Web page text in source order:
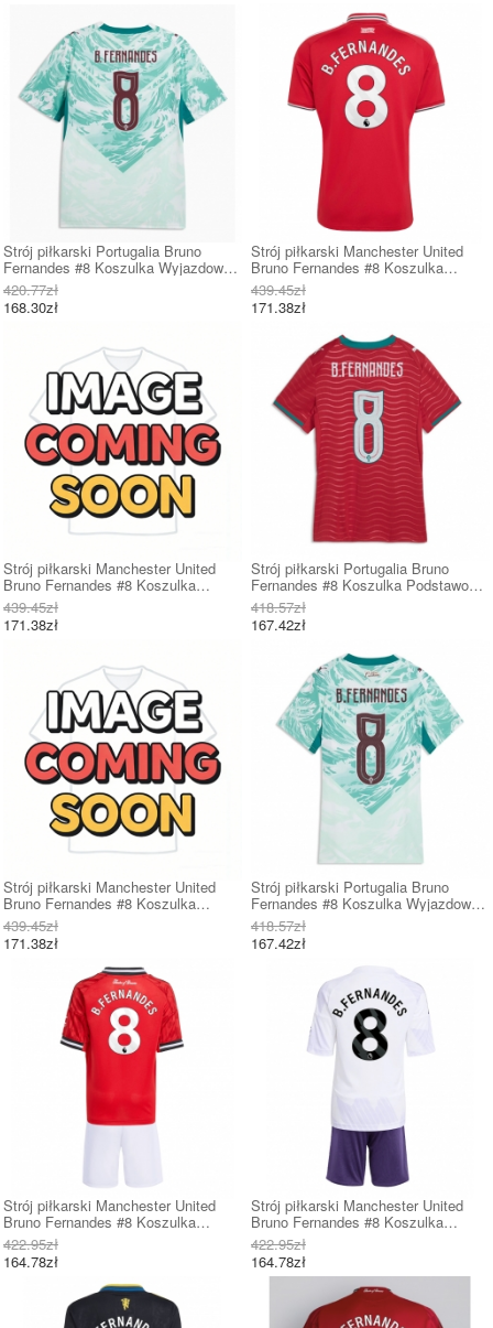
Strój piłkarski Portugalia Bruno
Fernandes #8 Koszulka Wyjazdowej
MŚ 2026 Krótki Rękaw
420.77zł
168.30zł
Strój piłkarski Manchester United
Bruno Fernandes #8 Koszulka
Podstawowej 2026-27 Krótki Rękaw
439.45zł
171.38zł
Strój piłkarski Manchester United
Bruno Fernandes #8 Koszulka
Wyjazdowej 2026-27 Krótki Rękaw
439.45zł
171.38zł
Strój piłkarski Portugalia Bruno
Fernandes #8 Koszulka Podstawowej
damskie MŚ 2026 Krótki Rękaw
418.57zł
167.42zł
Strój piłkarski Manchester United
Bruno Fernandes #8 Koszulka
Trzeciej 2026-27 Krótki Rękaw
439.45zł
171.38zł
Strój piłkarski Portugalia Bruno
Fernandes #8 Koszulka Wyjazdowej
damskie MŚ 2026 Krótki Rękaw
418.57zł
167.42zł
Strój piłkarski Manchester United
Bruno Fernandes #8 Koszulka
Podstawowej dziecięce 2025-26
Krótki Rękaw (+ Krótkie spodenki)
422.95zł
164.78zł
Strój piłkarski Manchester United
Bruno Fernandes #8 Koszulka
Wyjazdowej dziecięce 2025-26 Krótki
Rękaw (+ Krótkie spodenki)
422.95zł
164.78zł